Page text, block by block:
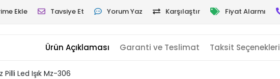
Ekle Tavsiye Et Yorum Yaz Karşılaştır Fiyat Alarmı
Ürün Açıklaması Garanti ve Teslimat Taksit Seçenekleri
Led Işık Mz-306